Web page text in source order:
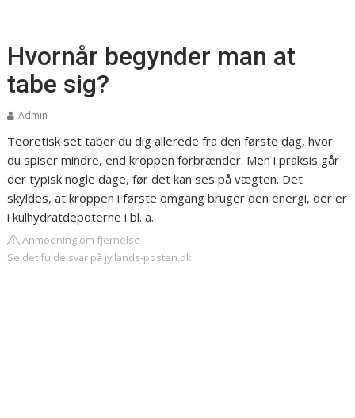
Hvornår begynder man at
tabe sig?
Admin
Teoretisk set taber du dig allerede fra den første dag, hvor
du spiser mindre, end kroppen forbrænder. Men i praksis går
der typisk nogle dage, før det kan ses på vægten. Det
skyldes, at kroppen i første omgang bruger den energi, der er
i kulhydratdepoterne i bl. a.
Anmodning om fjernelse
Se det fulde svar på jyllands-posten.dk